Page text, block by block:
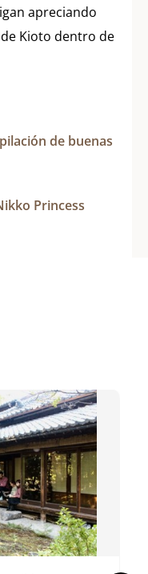
apreciando
Kioto dentro de
de buenas
Princess